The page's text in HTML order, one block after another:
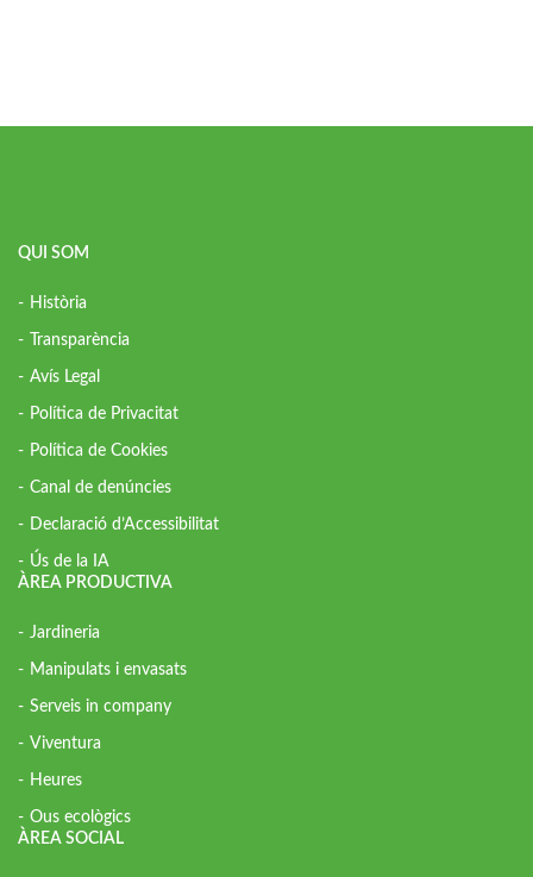
QUI SOM
Història
Transparència
Avís Legal
Política de Privacitat
Política de Cookies
Canal de denúncies
Declaració d’Accessibilitat
Ús de la IA
ÀREA PRODUCTIVA
Jardineria
Manipulats i envasats
Serveis in company
Viventura
Heures
Ous ecològics
ÀREA SOCIAL